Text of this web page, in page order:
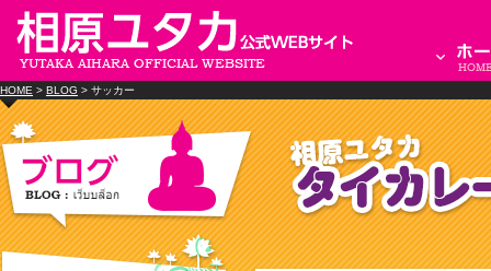
HOME > BLOG > サッカー